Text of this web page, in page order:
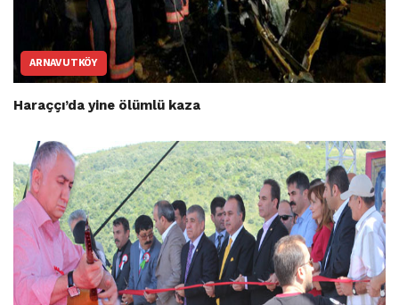
ARNAVUTKÖY
Haraççı’da yine ölümlü kaza